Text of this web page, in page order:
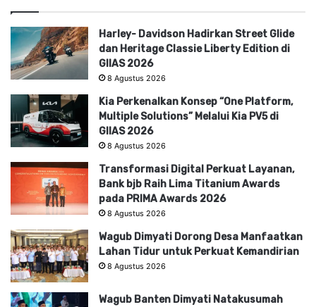
Harley- Davidson Hadirkan Street Glide
dan Heritage Classie Liberty Edition di
GIIAS 2026
8 Agustus 2026
Kia Perkenalkan Konsep “One Platform,
Multiple Solutions” Melalui Kia PV5 di
GIIAS 2026
8 Agustus 2026
Transformasi Digital Perkuat Layanan,
Bank bjb Raih Lima Titanium Awards
pada PRIMA Awards 2026
8 Agustus 2026
Wagub Dimyati Dorong Desa Manfaatkan
Lahan Tidur untuk Perkuat Kemandirian
8 Agustus 2026
Wagub Banten Dimyati Natakusumah